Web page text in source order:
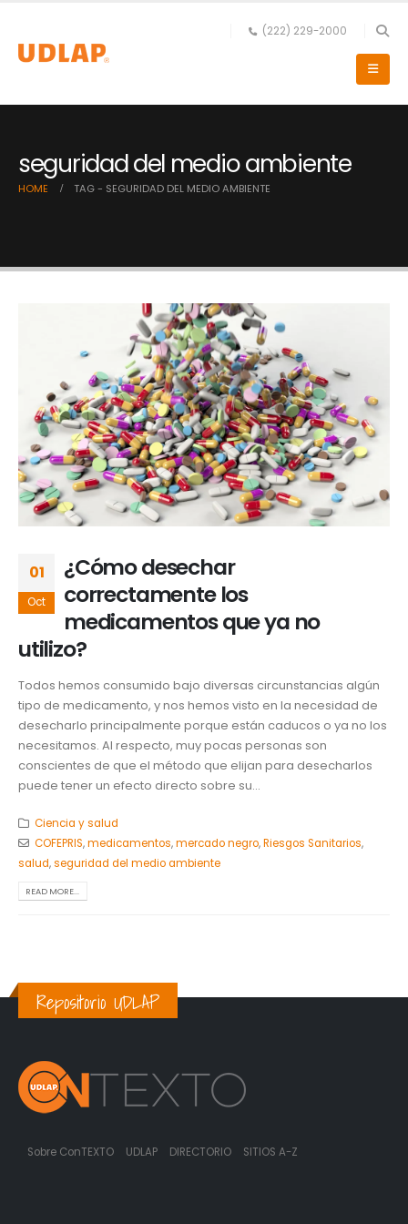
(222) 229-2000
seguridad del medio ambiente
HOME TAG - SEGURIDAD DEL MEDIO AMBIENTE
01
Oct
¿Cómo desechar
correctamente los
medicamentos que ya no
utilizo?
Todos hemos consumido bajo diversas circunstancias algún
tipo de medicamento, y nos hemos visto en la necesidad de
desecharlo principalmente porque están caducos o ya no los
necesitamos. Al respecto, muy pocas personas son
conscientes de que el método que elijan para desecharlos
puede tener un efecto directo sobre su...
Ciencia y salud
COFEPRIS,medicamentos,mercado negro,Riesgos Sanitarios,
salud,seguridad del medio ambiente
READ MORE...
Repositorio UDLAP
Sobre ConTEXTO UDLAP DIRECTORIO SITIOS A-Z